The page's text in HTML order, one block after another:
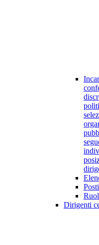
Dirigenti